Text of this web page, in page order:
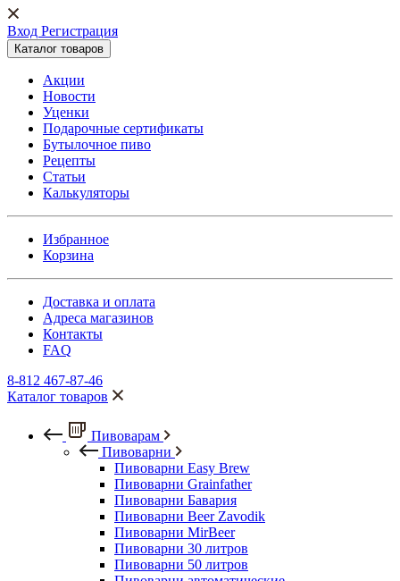
Вход Регистрация
Каталог товаров
Акции
Новости
Уценки
Подарочные сертификаты
Бутылочное пиво
Рецепты
Статьи
Калькуляторы
Избранное
Корзина
Доставка и оплата
Адреса магазинов
Контакты
FAQ
8-812 467-87-46
Каталог товаров
Пивоварам
Пивоварни
Пивоварни Easy Brew
Пивоварни Grainfather
Пивоварни Бавария
Пивоварни Beer Zavodik
Пивоварни MirBeer
Пивоварни 30 литров
Пивоварни 50 литров